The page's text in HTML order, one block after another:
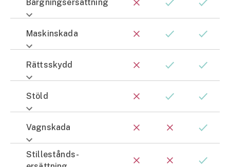
Bärgnings­ersättning
Maskinskada
Rättsskydd
Stöld
Vagnskada
Stillestånds­